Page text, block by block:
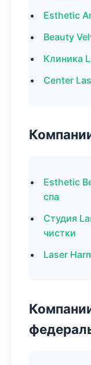
Esthetic
Beauty
Клиника
Center
Esthetic
спа
Студия
чистки
Laser